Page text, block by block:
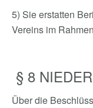
5) Sie erstatten
Vereins im
§ 8
Über die